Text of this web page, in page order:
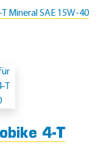
Mineral SAE 15W-40
4-T